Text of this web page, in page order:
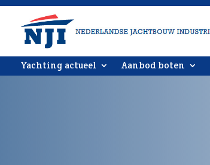
Yachting actueel Aanbod boten